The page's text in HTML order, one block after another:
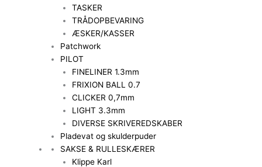
TASKER
TRÅDOPBEVARING
ÆSKER/KASSER
Patchwork
PILOT
FINELINER 1.3mm
FRIXION BALL 0.7
CLICKER 0,7mm
LIGHT 3.3mm
DIVERSE SKRIVEREDSKABER
Pladevat og skulderpuder
SAKSE & RULLESKÆRER
Klippe Karl